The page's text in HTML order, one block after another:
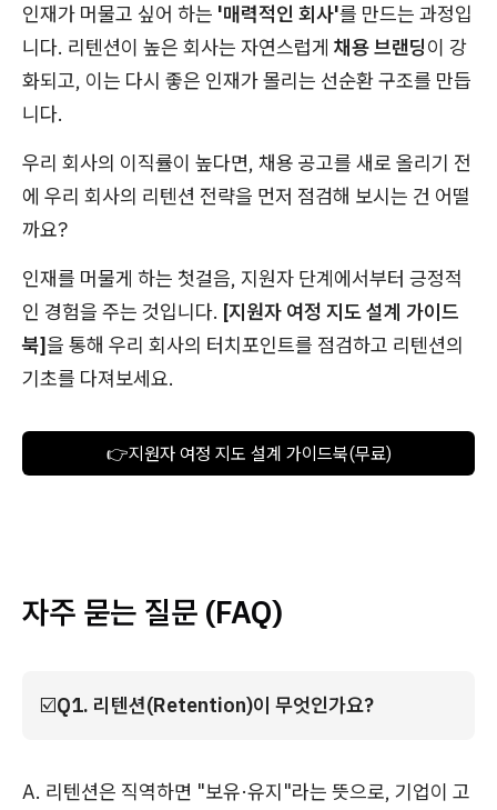
인재가 머물고 싶어 하는 '매력적인 회사'를 만드는 과정입
니다. 리텐션이 높은 회사는 자연스럽게 채용 브랜딩이 강
화되고, 이는 다시 좋은 인재가 몰리는 선순환 구조를 만듭
니다.
우리 회사의 이직률이 높다면, 채용 공고를 새로 올리기 전
에 우리 회사의 리텐션 전략을 먼저 점검해 보시는 건 어떨
까요?
인재를 머물게 하는 첫걸음, 지원자 단계에서부터 긍정적
인 경험을 주는 것입니다. [지원자 여정 지도 설계 가이드
북]을 통해 우리 회사의 터치포인트를 점검하고 리텐션의
기초를 다져보세요.
👉지원자 여정 지도 설계 가이드북(무료)
자주 묻는 질문 (FAQ)
☑️Q1. 리텐션(Retention)이 무엇인가요?
A. 리텐션은 직역하면 "보유·유지"라는 뜻으로, 기업이 고